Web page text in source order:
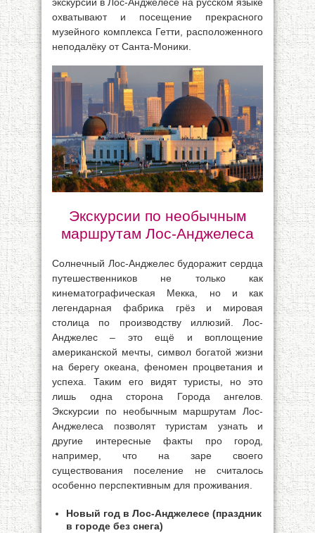
охватывают и посещение прекрасного
музейного комплекса Гетти, расположенного
неподалёку от Санта-Моники.
Экскурсии по необычным
маршрутам Лос-Анджелеса
Солнечный Лос-Анджелес будоражит сердца
путешественников не только как
кинематографическая Мекка, но и как
легендарная фабрика грёз и мировая
столица по производству иллюзий. Лос-
Анджелес – это ещё и воплощение
американской мечты, символ богатой жизни
на берегу океана, феномен процветания и
успеха. Таким его видят туристы, но это
лишь одна сторона Города ангелов.
Экскурсии по необычным маршрутам Лос-
Анджелеса позволят туристам узнать и
другие интересные факты про город,
например, что на заре своего
существования поселение не считалось
особенно перспективным для проживания.
Новый год в Лос-Анджелесе (праздник
в городе без снега)